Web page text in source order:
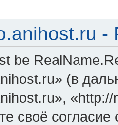
-
be
(в
своё